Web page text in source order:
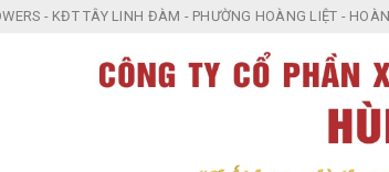
- KĐT TÂY LINH ĐÀM - PHƯỜNG HOÀNG LIỆT -